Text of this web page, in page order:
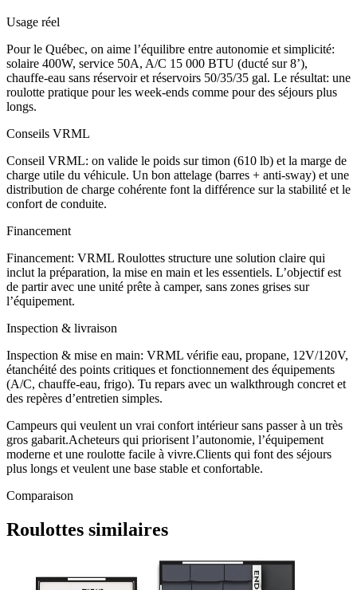
Usage réel
Pour le Québec, on aime l’équilibre entre autonomie et simplicité:
solaire 400W, service 50A, A/C 15 000 BTU (ducté sur 8’),
chauffe-eau sans réservoir et réservoirs 50/35/35 gal. Le résultat: une
roulotte pratique pour les week-ends comme pour des séjours plus
longs.
Conseils VRML
Conseil VRML: on valide le poids sur timon (610 lb) et la marge de
charge utile du véhicule. Un bon attelage (barres + anti-sway) et une
distribution de charge cohérente font la différence sur la stabilité et le
confort de conduite.
Financement
Financement: VRML Roulottes structure une solution claire qui
inclut la préparation, la mise en main et les essentiels. L’objectif est
de partir avec une unité prête à camper, sans zones grises sur
l’équipement.
Inspection & livraison
Inspection & mise en main: VRML vérifie eau, propane, 12V/120V,
étanchéité des points critiques et fonctionnement des équipements
(A/C, chauffe-eau, frigo). Tu repars avec un walkthrough concret et
des repères d’entretien simples.
Campeurs qui veulent un vrai confort intérieur sans passer à un très
gros gabarit.Acheteurs qui priorisent l’autonomie, l’équipement
moderne et une roulotte facile à vivre.Clients qui font des séjours
plus longs et veulent une base stable et confortable.
Comparaison
Roulottes similaires